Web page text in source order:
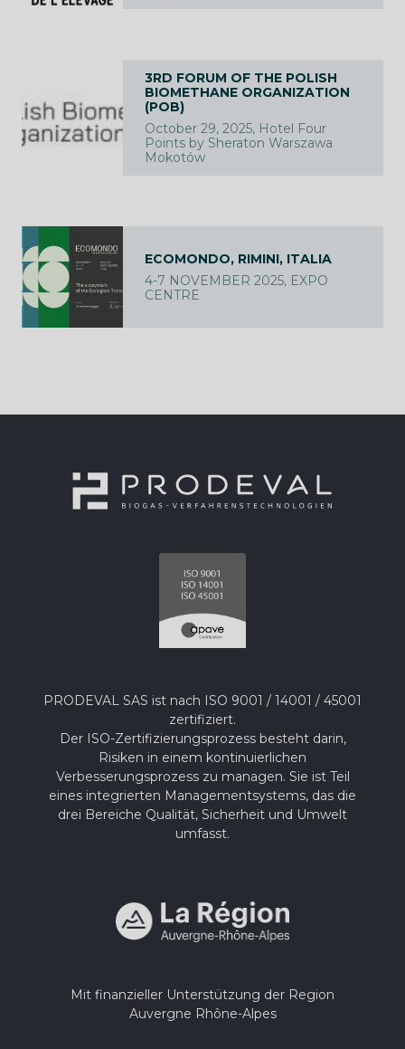
3RD FORUM OF THE POLISH
BIOMETHANE ORGANIZATION
(POB)
October 29, 2025, Hotel Four
Points by Sheraton Warszawa
Mokotów
ECOMONDO, RIMINI, ITALIA
4-7 NOVEMBER 2025, EXPO
CENTRE
PRODEVAL SAS ist nach ISO 9001 / 14001 / 45001
zertifiziert.
Der ISO-Zertifizierungsprozess besteht darin,
Risiken in einem kontinuierlichen
Verbesserungsprozess zu managen. Sie ist Teil
eines integrierten Managementsystems, das die
drei Bereiche Qualität, Sicherheit und Umwelt
umfasst.
Mit finanzieller Unterstützung der Region
Auvergne Rhône-Alpes